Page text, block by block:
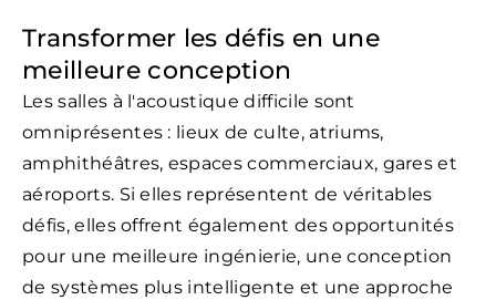
Transformer les défis en une
meilleure conception
Les salles à l'acoustique difficile sont
omniprésentes : lieux de culte, atriums,
amphithéâtres, espaces commerciaux, gares et
aéroports. Si elles représentent de véritables
défis, elles offrent également des opportunités
pour une meilleure ingénierie, une conception
de systèmes plus intelligente et une approche